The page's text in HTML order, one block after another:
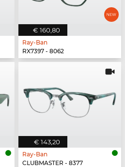
€ 160,80
Ray-Ban
RX7397 - 8062
€ 143,20
Ray-Ban
CLUBMASTER - 8377